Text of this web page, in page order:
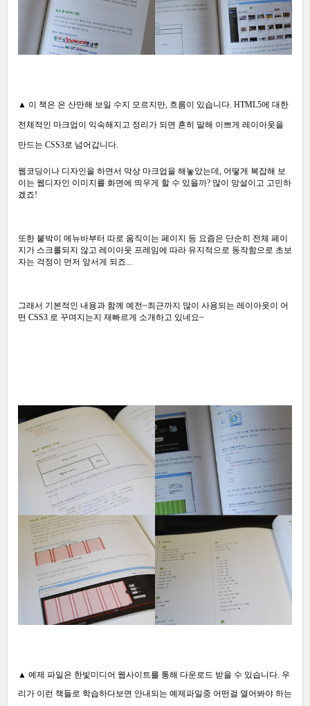
▲ 이 책은 은 산만해 보일 수지 모르지만, 흐름이 있습니다. HTML5에 대한
전체적인 마크업이 익숙해지고 정리가 되면 흔히 말해 이쁘게 레이아웃을
만드는 CSS3로 넘어갑니다.
웹코딩이나 디자인을 하면서 막상 마크업을 해놓았는데, 어떻게 복잡해 보
이는 웹디자인 이미지를 화면에 띄우게 할 수 있을까? 많이 망설이고 고민하
겠죠!
또한 붙박이 메뉴바부터 따로 움직이는 페이지 등 요즘은 단순히 전체 페이
지가 스크롤되지 않고 레이아웃 프레임에 따라 유지적으로 동작함으로 초보
자는 걱정이 먼저 앞서게 되죠...
그래서 기본적인 내용과 함께 예전~최근까지 많이 사용되는 레이아웃이 어
떤 CSS3 로 꾸며지는지 재빠르게 소개하고 있네요~
▲ 예제 파일은 한빛미디어 웹사이트를 통해 다운로드 받을 수 있습니다. 우
리가 이런 책들로 학습하다보면 안내되는 예제파일중 어떤걸 열어봐야 하는